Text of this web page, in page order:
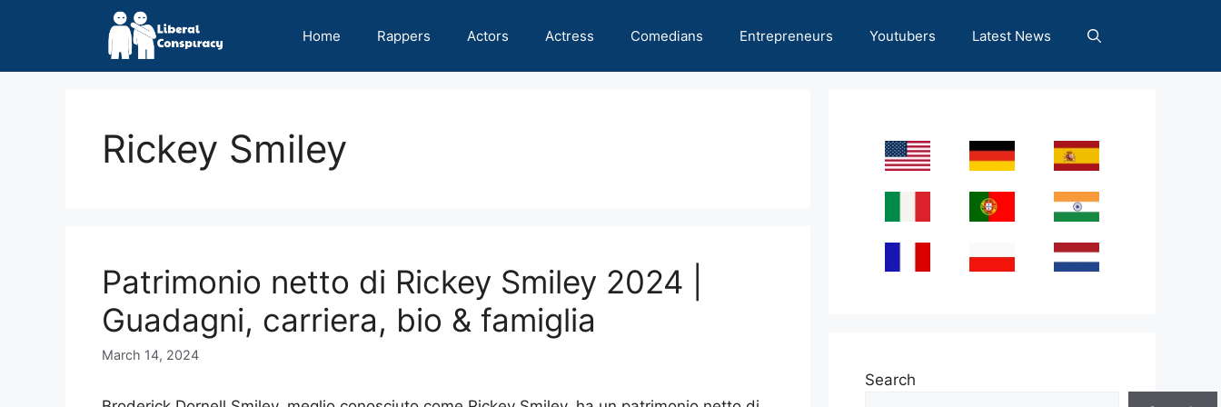
Home Rappers Actors Actress Comedians Entrepreneurs Youtubers Latest News
Rickey Smiley
Patrimonio netto di Rickey Smiley 2024 |
Guadagni, carriera, bio & famiglia
March 14, 2024
Search